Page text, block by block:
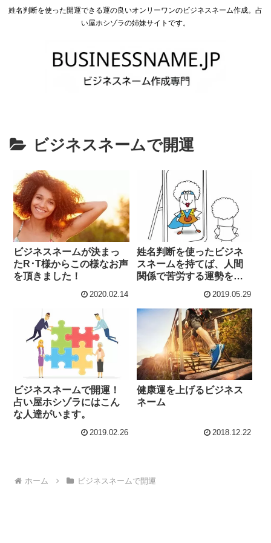
姓名判断を使った開運できる運の良いオンリーワンのビジネスネーム作成。占
い屋ホシゾラの姉妹サイトです。
ビジネスネームで開運
ビジネスネームが決まっ
たR･T様からこの様なお声
を頂きました！
2020.02.14
姓名判断を使ったビジネ
スネームを持てば、人間
関係で苦労する運勢をこ
2019.05.29
ビジネスネームで開運！
占い屋ホシゾラにはこん
な人達がいます。
2019.02.26
健康運を上げるビジネス
ネーム
2018.12.22
ホーム ビジネスネームで開運